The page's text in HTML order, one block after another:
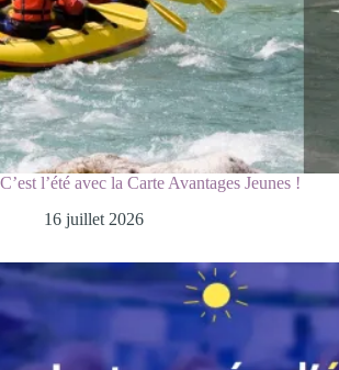
C’est l’été avec la Carte Avantages Jeunes !
16 juillet 2026